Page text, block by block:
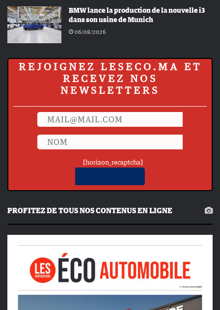
BMW lance la production de la nouvelle i3
dans son usine de Munich
06/08/2026
REJOIGNEZ LESECO.MA ET
RECEVEZ NOS
NEWSLETTERS
[horizon_recaptcha]
PROFITEZ DE TOUS NOS CONTENUS EN LIGNE